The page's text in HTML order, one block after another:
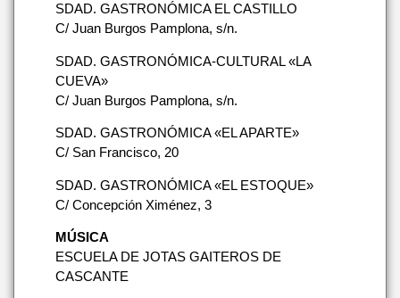
SDAD. GASTRONÓMICA EL CASTILLO
C/ Juan Burgos Pamplona, s/n.
SDAD. GASTRONÓMICA-CULTURAL «LA
CUEVA»
C/ Juan Burgos Pamplona, s/n.
SDAD. GASTRONÓMICA «EL APARTE»
C/ San Francisco, 20
SDAD. GASTRONÓMICA «EL ESTOQUE»
C/ Concepción Ximénez, 3
MÚSICA
ESCUELA DE JOTAS GAITEROS DE
CASCANTE